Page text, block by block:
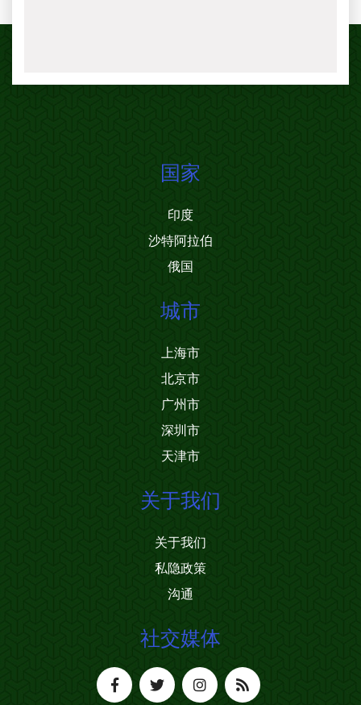
国家
印度
沙特阿拉伯
俄国
城市
上海市
北京市
广州市
深圳市
天津市
关于我们
关于我们
私隐政策
沟通
社交媒体